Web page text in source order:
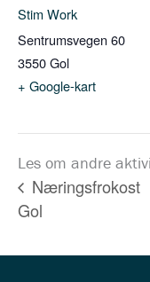
Stim Work
Sentrumsvegen 60
3550Gol
+ Google-kart
Les om andre
Næringsfrokost
Gol